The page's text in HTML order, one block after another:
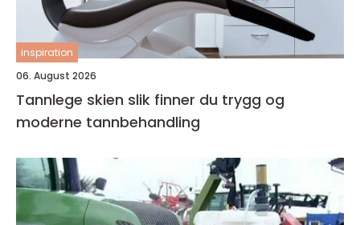
inspiration
06. August 2026
Tannlege skien slik finner du trygg og
moderne tannbehandling